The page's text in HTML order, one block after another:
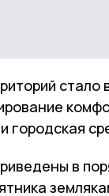
городская
в